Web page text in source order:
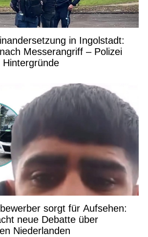
in Ingolstadt:
Messerangriff – Polizei
sorgt für Aufsehen:
neue Debatte über
Niederlanden